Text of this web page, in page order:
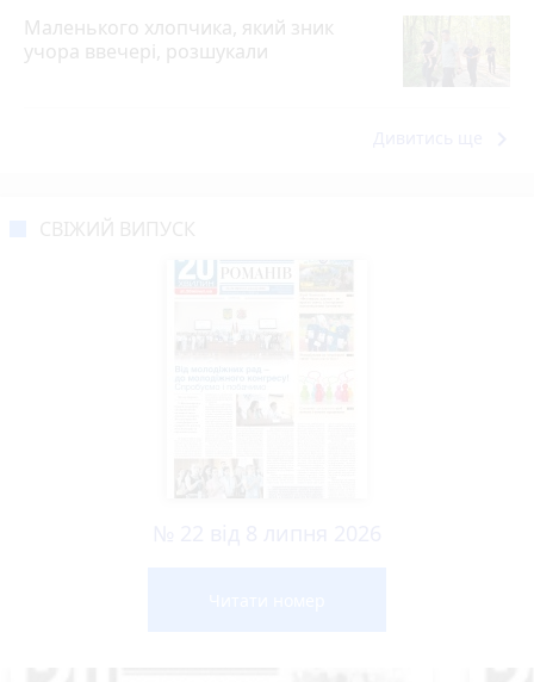
Маленького хлопчика, який зник
учора ввечері, розшукали